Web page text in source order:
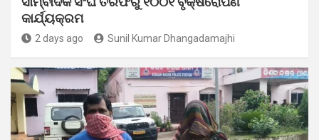
କାର୍ଯ୍ୟକ୍ରମ
2 days ago Sunil Kumar Dhangadamajhi